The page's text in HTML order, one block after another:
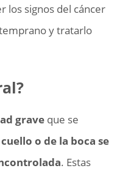
los signos del cáncer
y tratarlo
grave que se
o de la boca se
. Estas